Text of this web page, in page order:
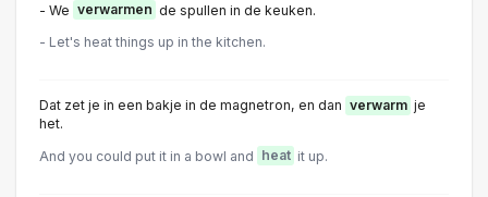
- We verwarmen de spullen in de keuken.
- Let's heat things up in the kitchen.
Dat zet je in een bakje in de magnetron, en dan verwarm je
het.
And you could put it in a bowl and heat it up.